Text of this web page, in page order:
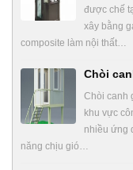
được chế
xây bằng
composite làm nội thất…
Chòi
Chòi canh
khu vực
nhiều ứng
năng chịu gió…